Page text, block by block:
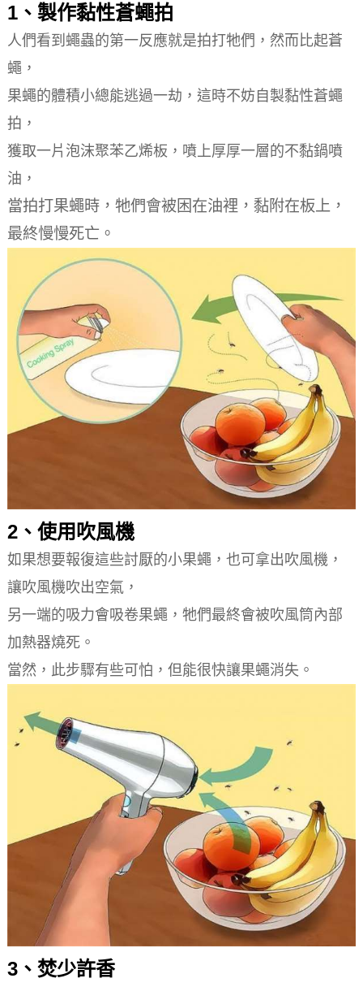
1、製作黏性蒼蠅拍
人們看到蠅蟲的第一反應就是拍打牠們，然而比起蒼
蠅，
果蠅的體積小總能逃過一劫，這時不妨自製黏性蒼蠅
拍，
獲取一片泡沫聚苯乙烯板，噴上厚厚一層的不黏鍋噴
油，
當拍打果蠅時，牠們會被困在油裡，黏附在板上，
最終慢慢死亡。
2、使用吹風機
如果想要報復這些討厭的小果蠅，也可拿出吹風機，
讓吹風機吹出空氣，
另一端的吸力會吸卷果蠅，牠們最終會被吹風筒內部
加熱器燒死。
當然，此步驟有些可怕，但能很快讓果蠅消失。
3、焚少許香